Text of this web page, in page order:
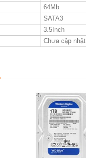
64Mb
SATA3
3.5Inch
Chưa cập nhật